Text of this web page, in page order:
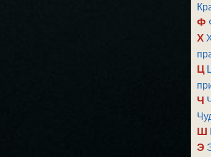
Ф
Х
Ц
Ч
Ш
Э